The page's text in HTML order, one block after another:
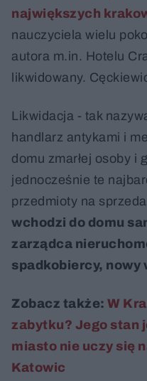
największych
nauczyciela wielu
autora m.in. Hotelu
likwidowany.
Likwidacja - tak
handlarz antykami i
domu zmarłej osoby i
jednocześnie te
przedmioty na
wchodzi do domu
zarządca
spadkobiercy, nowy
Zobacz także: W
zabytku? Jego stan
miasto nie uczy się
Katowic